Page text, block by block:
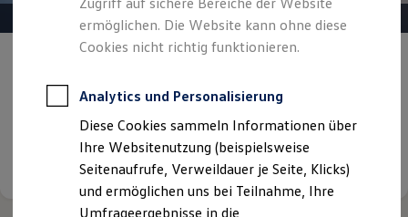
Kfz-Versicherung
Restschuldversicherungen
Garantien
Professional Class bei Volkswagen
Behörden
Direktkunden
Sonderfahrzeuge
Anpfiff zum Gewinn
Elektromobilität
Elektroautos
Gepflegt, geprüft und für gut befunden.
Volkswagen Zertifizierte
Gebrauchtwagen.
Details ansehen
ermöglichen. Die Website kann ohne diese
Cookies nicht richtig funktionieren.
Analytics und Personalisierung
Diese Cookies sammeln Informationen über
Ihre Websitenutzung (beispielsweise
Seitenaufrufe, Verweildauer je Seite, Klicks)
und ermöglichen uns bei Teilnahme, Ihre
Umfrageergebnisse in die